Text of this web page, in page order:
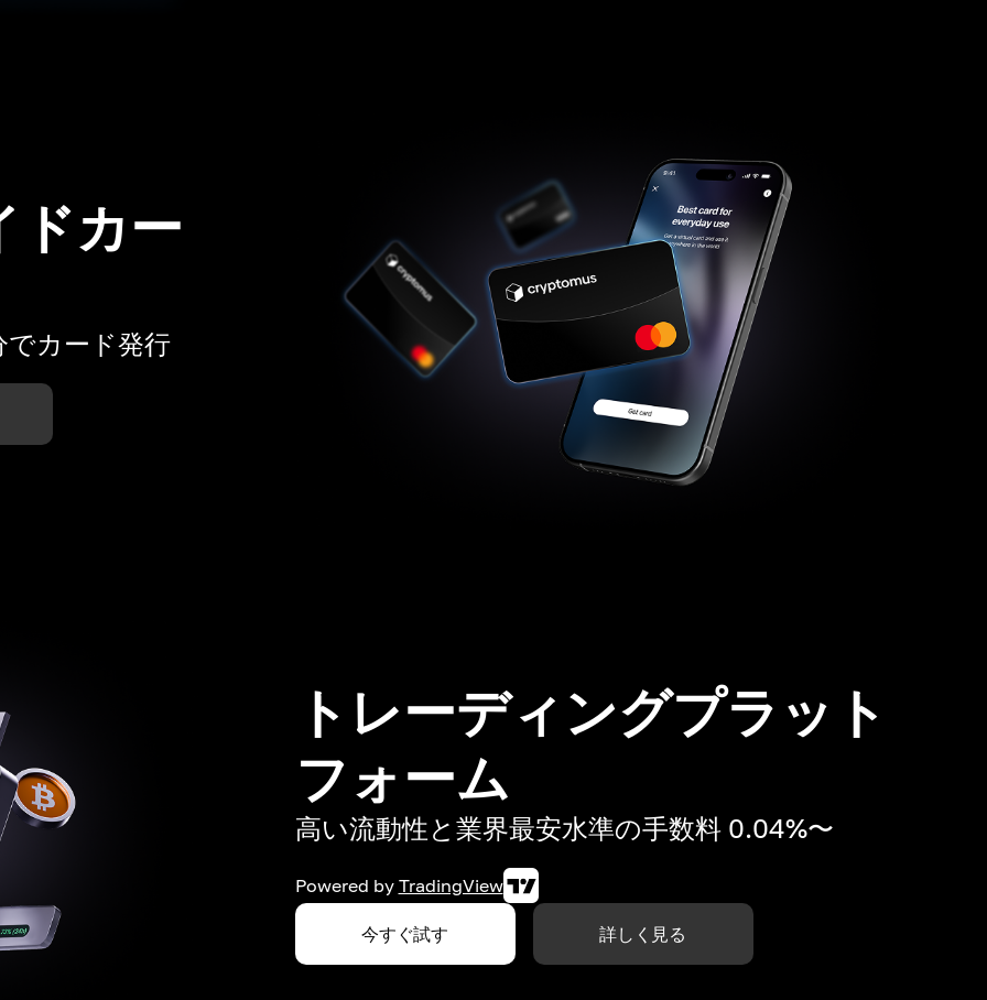
ドカー
でカード発行
トレーディングプラット
フォーム
高い流動性と業界最安水準の手数料 0.04%〜
Powered by TradingView
今すぐ試す 詳しく見る